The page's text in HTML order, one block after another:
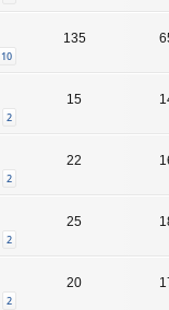
10
135
2
15
2
22
2
25
2
20